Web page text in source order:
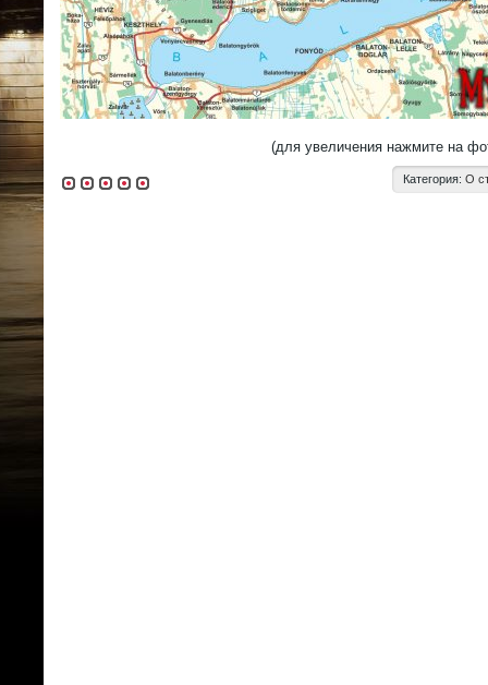
(для увеличения нажмите на
Категория: О